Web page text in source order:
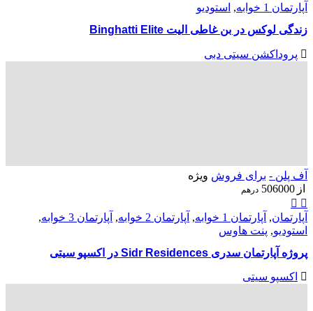
آپارتمان 1 خوابه , استودیو
زندگی لوکس در بن غاطی الیت Binghatti Elite
پروداکشن سیتی دبی
آف پلن - برای فروش ویژه
از 506000 درهم
آپارتمان, آپارتمان 1 خوابه , آپارتمان 2 خوابه , آپارتمان 3 خوابه
,
استودیو, پنت هاوس
پروژه آپارتمان سدری Sidr Residences در اکسپو سیتی
اکسپو سیتی